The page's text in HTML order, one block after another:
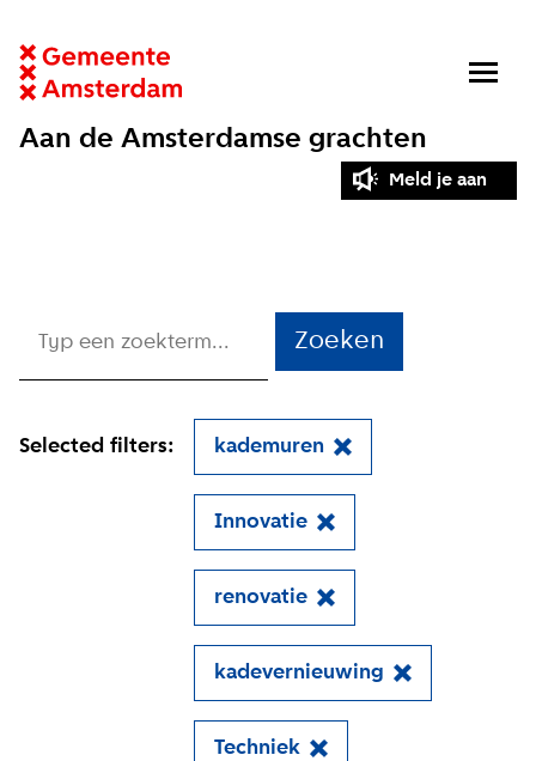
Aan de Amsterdamse grachten
Meld je aan
Zoeken
Selected filters: kademuren
Innovatie
renovatie
kadevernieuwing
Techniek